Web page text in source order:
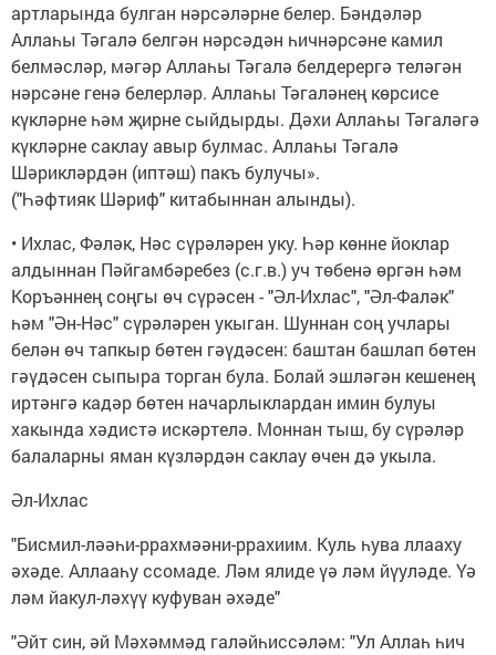
артларында булган нәрсәләрне белер. Бәндәләр
Аллаһы Тәгалә белгән нәрсәдән һичнәрсәне камил
белмәсләр, мәгәр Аллаһы Тәгалә белдерергә теләгән
нәрсәне генә белерләр. Аллаһы Тәгаләнең көрсисе
күкләрне һәм җирне сыйдырды. Дәхи Аллаһы Тәгаләгә
күкләрне саклау авыр булмас. Аллаһы Тәгалә
Шәрикләрдән (иптәш) пакъ булучы».
("Һәфтияк Шәриф" китабыннан алынды).
• Ихлас, Фәләк, Нәс сүрәләрен уку. Һәр көнне йоклар
алдыннан Пәйгамбәребез (с.г.в.) уч төбенә өргән һәм
Коръәннең соңгы өч сүрәсен - "Әл-Ихлас", "Әл-Фаләк"
һәм "Ән-Нәс" сүрәләрен укыган. Шуннан соң учлары
белән өч тапкыр бөтен гәүдәсен: баштан башлап бөтен
гәүдәсен сыпыра торган була. Болай эшләгән кешенең
иртәнгә кадәр бөтен начарлыклардан имин булуы
хакында хәдистә искәртелә. Моннан тыш, бу сүрәләр
балаларны яман күзләрдән саклау өчен дә укыла.
Әл-Ихлас
"Бисмил-ләәһи-ррахмәәни-ррахиим. Куль һува ллааху
әхәде. Аллааһу ссомаде. Ләм ялиде үә ләм йүуләде. Үә
ләм йакул-ләхүү куфуван әхәде"
"Әйт син, әй Мәхәммәд галәйһиссәләм: "Ул Аллаһ һич